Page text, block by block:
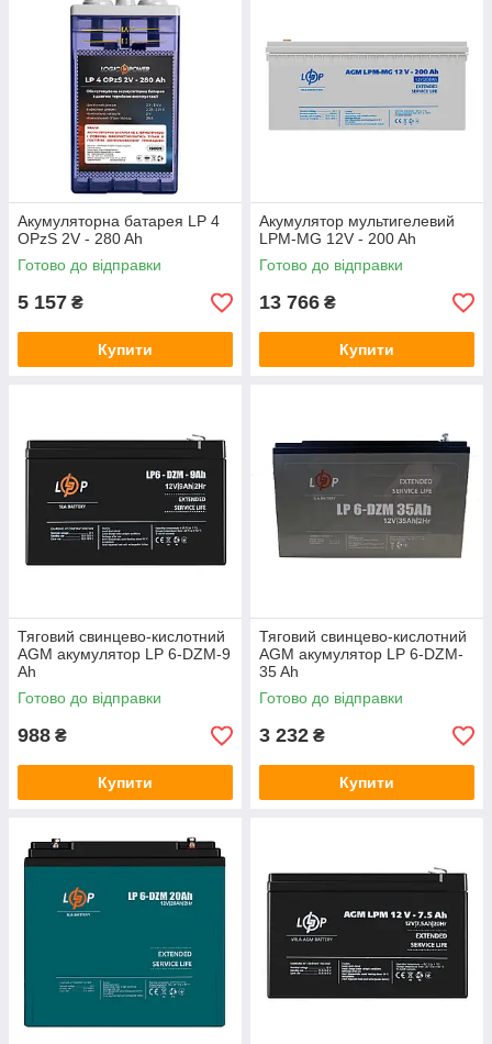
Акумуляторна батарея LP 4
OPzS 2V - 280 Ah
Готово до відправки
5 157 ₴
Купити
Акумулятор мультигелевий
LPM-MG 12V - 200 Ah
Готово до відправки
13 766 ₴
Купити
Тяговий свинцево-кислотний
AGM акумулятор LP 6-DZM-9
Ah
Готово до відправки
988 ₴
Купити
Тяговий свинцево-кислотний
AGM акумулятор LP 6-DZM-
35 Ah
Готово до відправки
3 232 ₴
Купити